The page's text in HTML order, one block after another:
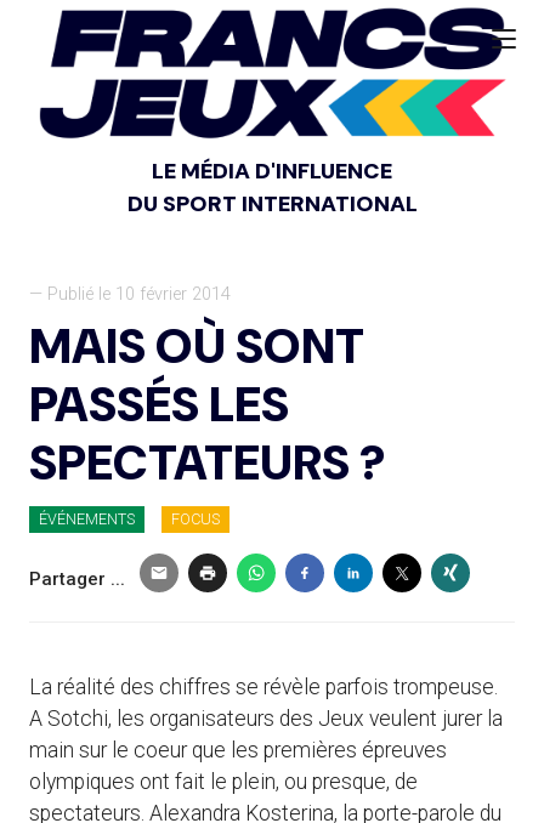
LE MÉDIA D'INFLUENCE
DU SPORT INTERNATIONAL
— Publié le 10 février 2014
MAIS OÙ SONT
PASSÉS LES
SPECTATEURS ?
ÉVÉNEMENTS FOCUS
Partager ...
La réalité des chiffres se révèle parfois trompeuse.
A Sotchi, les organisateurs des Jeux veulent jurer la
main sur le coeur que les premières épreuves
olympiques ont fait le plein, ou presque, de
spectateurs. Alexandra Kosterina, la porte-parole du